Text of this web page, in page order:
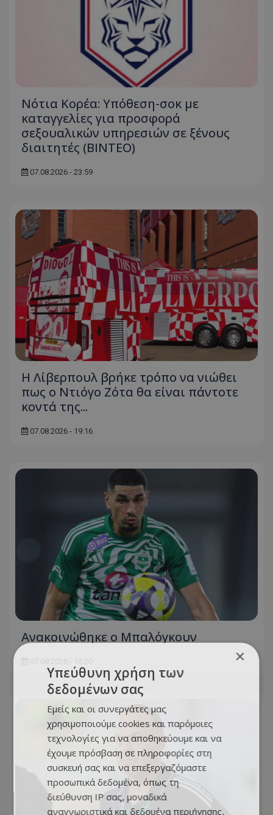
Νότια Κορέα: Υπόθεση-σοκ με
καταγγελίες για προσφορά
σεξουαλικών υπηρεσιών σε ξένους
διαιτητές (BINTEO)
07.08.2026 - 23:59
Η Λίβερπουλ βρήκε τρόπο να νιώθει
πως ο Ντιόγο Ζότα θα είναι πάντοτε
κοντά της...
07.08.2026 - 19:16
Ανακοινώθηκε ο Μπαλόγκουν
×
Υπεύθυνη χρήση των
δεδομένων σας
Εμείς και οι συνεργάτες μας
χρησιμοποιούμε cookies και παρόμοιες
τεχνολογίες για να αποθηκεύουμε και να
έχουμε πρόσβαση σε πληροφορίες στη
συσκευή σας και να επεξεργαζόμαστε
προσωπικά δεδομένα, όπως τη
διεύθυνση IP σας, μοναδικά
αναγνωριστικά και δεδομένα περιήγησης,